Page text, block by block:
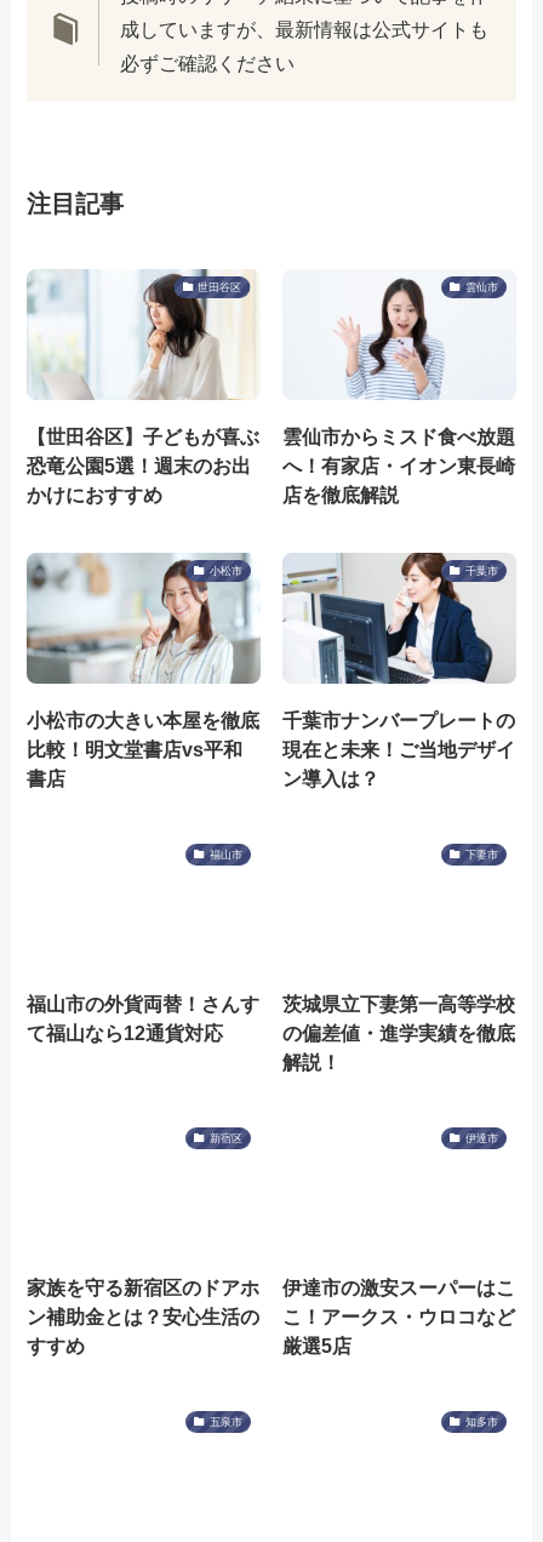
成していますが、最新情報は公式サイトも
必ずご確認ください
注目記事
世田谷区
【世田谷区】子どもが喜ぶ
恐竜公園5選！週末のお出
かけにおすすめ
雲仙市
雲仙市からミスド食べ放題
へ！有家店・イオン東長崎
店を徹底解説
小松市
小松市の大きい本屋を徹底
比較！明文堂書店vs平和
書店
千葉市
千葉市ナンバープレートの
現在と未来！ご当地デザイ
ン導入は？
福山市
福山市の外貨両替！さんす
て福山なら12通貨対応
下妻市
茨城県立下妻第一高等学校
の偏差値・進学実績を徹底
解説！
新宿区
家族を守る新宿区のドアホ
ン補助金とは？安心生活の
すすめ
伊達市
伊達市の激安スーパーはこ
こ！アークス・ウロコなど
厳選5店
五泉市 知多市